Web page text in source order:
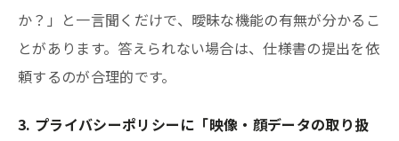
か？」と一言聞くだけで、曖昧な機能の有無が分かるこ
とがあります。答えられない場合は、仕様書の提出を依
頼するのが合理的です。
3. プライバシーポリシーに「映像・顔データの取り扱